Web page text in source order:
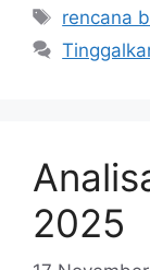
Tag
rencana
2025